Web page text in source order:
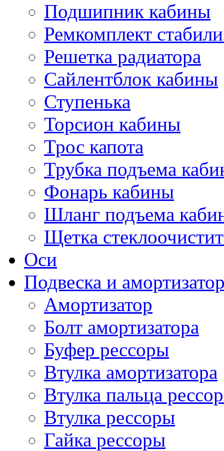
Подшипник кабины
Ремкомплект
Решетка радиатора
Сайлентблок кабины
Ступенька
Торсион кабины
Трос капота
Трубка подъема
Фонарь кабины
Шланг подъема
Щетка
Оси
Подвеска и
Амортизатор
Болт амортизатора
Буфер рессоры
Втулка амортизатора
Втулка пальца
Втулка рессоры
Гайка рессоры